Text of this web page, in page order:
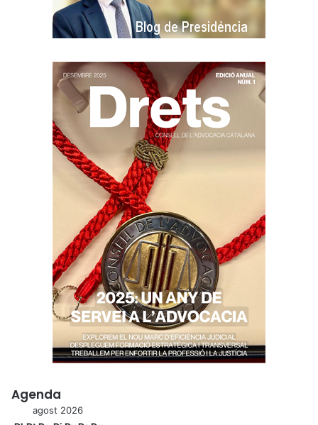
Agenda
agost 2026